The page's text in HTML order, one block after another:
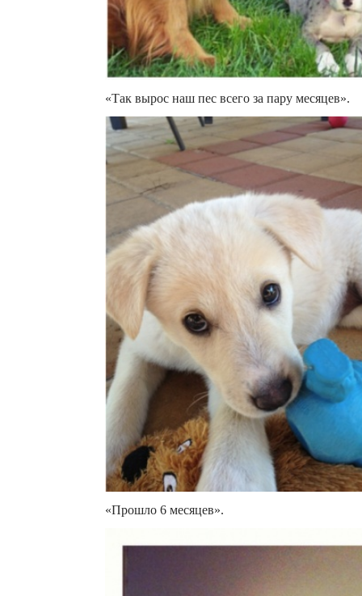
«Так вырос наш пес всего за пару месяцев».
«Прошло 6 месяцев».